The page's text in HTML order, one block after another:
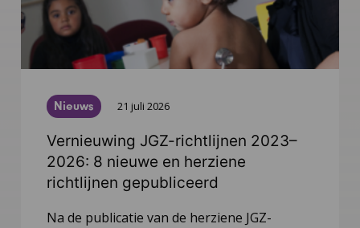
Nieuws 21 juli 2026
Vernieuwing JGZ-richtlijnen 2023–
2026: 8 nieuwe en herziene
richtlijnen gepubliceerd
Na de publicatie van de herziene JGZ-